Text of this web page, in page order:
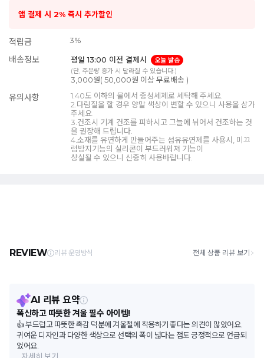
앱 결제 시 2% 즉시 추가할인
적립금 3%
배송정보 평일 13:00 이전 결제시
오늘 발송
(단, 주문량 증가 시 달라질 수 있습니다.)
3,000원( 50,000원 이상 무료배송 )
유의사항
1.40도 이하의 물에서 중성세제로 세탁해 주세요.
2.다림질을 할 경우 양말 색상이 변할 수 있으니 사용을 삼가
주세요.
3.건조시 기계 건조를 피하시고 그늘에 뉘어서 건조하는 것
을 권장해 드립니다.
4.소재를 유연하게 만들어주는 섬유유연제를 사용시, 미끄
럼방지기능의 실리콘이 부드러워져 기능이
상실될 수 있으니 신중히 사용바랍니다.